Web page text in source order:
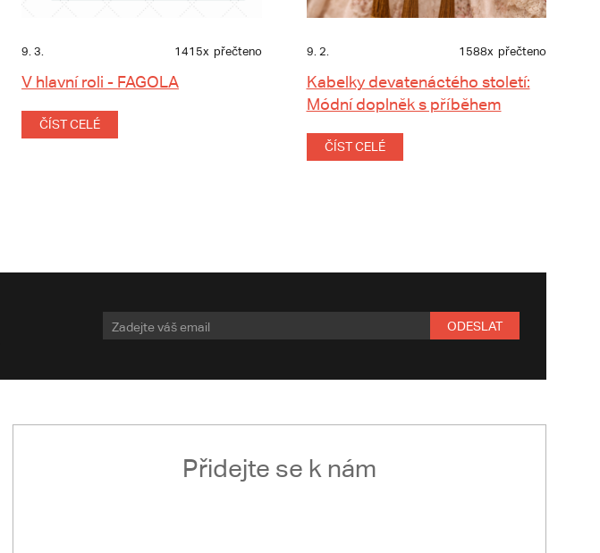
9. 3. 1415x přečteno
V hlavní roli - FAGOLA
ČÍST CELÉ
9. 2. 1588x přečteno
Kabelky devatenáctého století:
Módní doplněk s příběhem
ČÍST CELÉ
ODESLAT
Přidejte se k nám